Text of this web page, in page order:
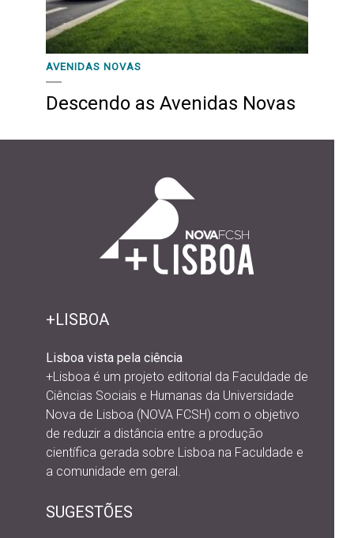
AVENIDAS NOVAS
Descendo as Avenidas Novas
+LISBOA
Lisboa vista pela ciência
+Lisboa é um projeto editorial da Faculdade de
Ciências Sociais e Humanas da Universidade
Nova de Lisboa (NOVA FCSH) com o objetivo
de reduzir a distância entre a produção
científica gerada sobre Lisboa na Faculdade e
a comunidade em geral.
SUGESTÕES